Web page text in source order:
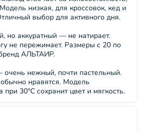
низкая, для кроссовок, кед и
выбор для активного дня.
но аккуратный — не натирает.
не пережимает. Размеры с 20 по
АЛЬТАИР.
очень нежный, почти пастельный.
нравятся. Модель
при 30°C сохранит цвет и мягкость.